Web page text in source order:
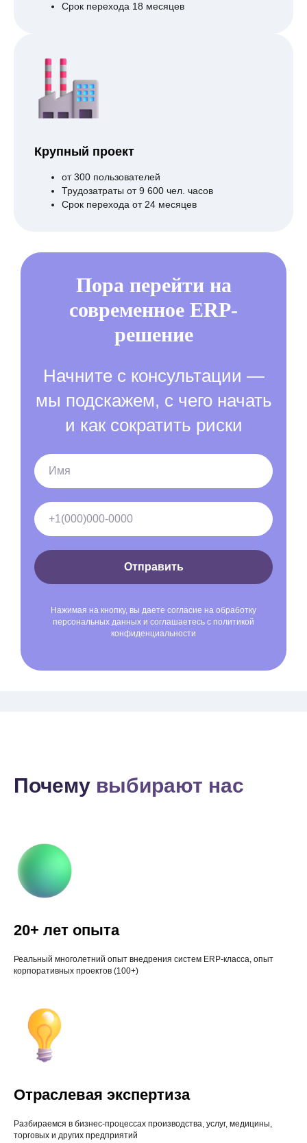
Срок перехода 18 месяцев
Крупный проект
от 300 пользователей
Трудозатраты от 9 600 чел. часов
Срок перехода от 24 месяцев
Пора перейти на
современное ERP-
решение
Начните с консультации —
мы подскажем, с чего начать
и как сократить риски
Отправить
Нажимая на кнопку, вы даете согласие на обработку
персональных данных и соглашаетесь c политикой
конфиденциальности
Почему выбирают нас
20+ лет опыта
Реальный многолетний опыт внедрения систем ERP-класса, опыт
корпоративных проектов (100+)
Отраслевая экспертиза
Разбираемся в бизнес-процессах производства, услуг, медицины,
торговых и других предприятий